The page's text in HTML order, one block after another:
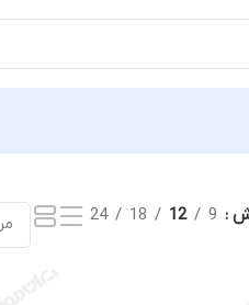
9
12
18
24